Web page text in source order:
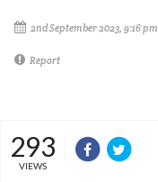
2nd September 2023, 9:16 pm
Report
293
VIEWS